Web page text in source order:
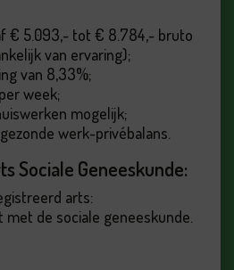
€ 5.093,- tot € 8.784,- bruto
van ervaring);
van 8,33%;
week;
mogelijk;
werk-privébalans.
Sociale Geneeskunde:
arts:
de sociale geneeskunde.